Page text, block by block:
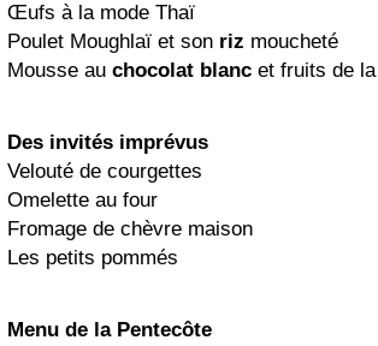
Œufs à la mode Thaï
Poulet Moughlaï et son riz moucheté
Mousse au chocolat blanc et fruits de
Des invités imprévus
Velouté de courgettes
Omelette au four
Fromage de chèvre maison
Les petits pommés
Menu de la Pentecôte